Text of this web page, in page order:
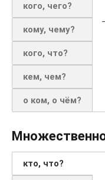
кого, чего?
кому, чему?
кого, что?
кем, чем?
о ком, о чём?
кто, что?